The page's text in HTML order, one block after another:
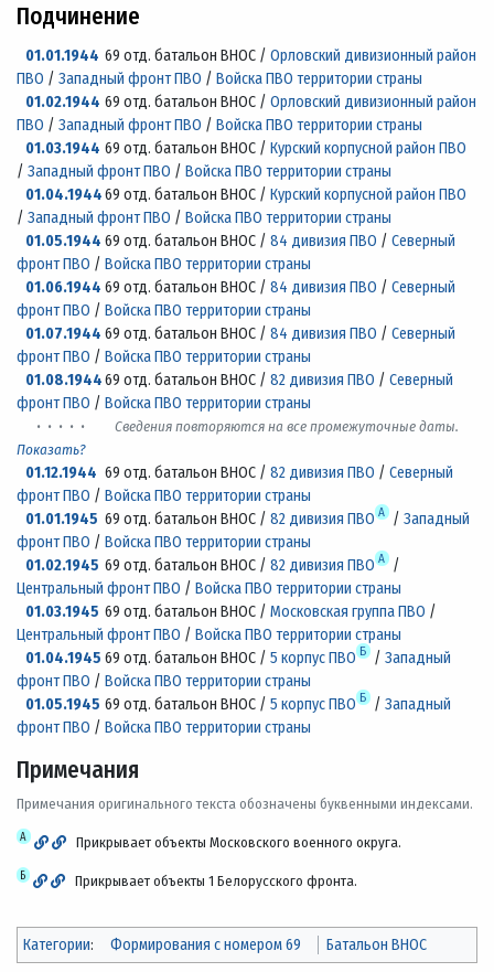
Подчинение
01.01.194469 отд. батальон ВНОС /Орловский дивизионный район
ПВО / Западный фронт ПВО / Войска ПВО территории страны
01.02.194469 отд. батальон ВНОС /Орловский дивизионный район
ПВО / Западный фронт ПВО / Войска ПВО территории страны
01.03.194469 отд. батальон ВНОС /Курский корпусной район ПВО
/ Западный фронт ПВО / Войска ПВО территории страны
01.04.194469 отд. батальон ВНОС /Курский корпусной район ПВО
/ Западный фронт ПВО / Войска ПВО территории страны
01.05.194469 отд. батальон ВНОС /84 дивизия ПВО /Северный
фронт ПВО / Войска ПВО территории страны
01.06.194469 отд. батальон ВНОС /84 дивизия ПВО /Северный
фронт ПВО / Войска ПВО территории страны
01.07.194469 отд. батальон ВНОС /84 дивизия ПВО /Северный
фронт ПВО / Войска ПВО территории страны
01.08.194469 отд. батальон ВНОС /82 дивизия ПВО /Северный
фронт ПВО / Войска ПВО территории страны
· · · · ·
Сведения повторяются на все промежуточные даты.
Показать?
01.12.194469 отд. батальон ВНОС /82 дивизия ПВО /Северный
фронт ПВО / Войска ПВО территории страны
01.01.194569 отд. батальон ВНОС /82 дивизия ПВО А /Западный
фронт ПВО / Войска ПВО территории страны
01.02.194569 отд. батальон ВНОС /82 дивизия ПВО А
/
Центральный фронт ПВО / Войска ПВО территории страны
01.03.194569 отд. батальон ВНОС /Московская группа ПВО /
Центральный фронт ПВО / Войска ПВО территории страны
01.04.194569 отд. батальон ВНОС /5 корпус ПВО Б /Западный
фронт ПВО / Войска ПВО территории страны
01.05.194569 отд. батальон ВНОС /5 корпус ПВО Б /Западный
фронт ПВО / Войска ПВО территории страны
Примечания
Примечания оригинального текста обозначены буквенными индексами.
А Прикрывает объекты Московского военного округа.
Б Прикрывает объекты 1 Белорусского фронта.
Категории: Формирования с номером 69 Батальон ВНОС